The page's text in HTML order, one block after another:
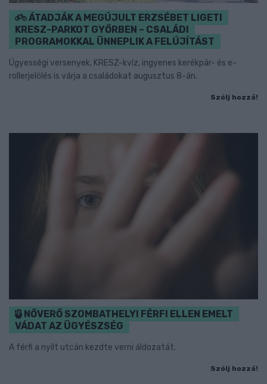
ÁTADJÁK A MEGÚJULT ERZSÉBET LIGETI
KRESZ-PARKOT GYŐRBEN – CSALÁDI
PROGRAMOKKAL ÜNNEPLIK A FELÚJÍTÁST
Ügyességi versenyek, KRESZ-kvíz, ingyenes kerékpár- és e-
rollerjelölés is várja a családokat augusztus 8-án.
Szólj hozzá!
NŐVERŐ SZOMBATHELYI FÉRFI ELLEN EMELT
VÁDAT AZ ÜGYÉSZSÉG
A férfi a nyílt utcán kezdte verni áldozatát.
Szólj hozzá!